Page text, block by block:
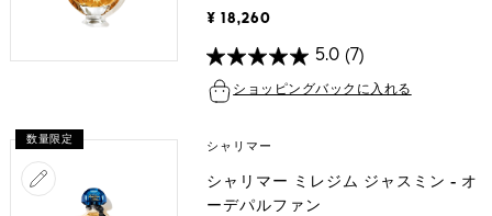
¥ 18,260
5.0 (7)
ショッピングバックに入れる
数量限定
シャリマー
シャリマー ミレジム ジャスミン - オ
ーデパルファン